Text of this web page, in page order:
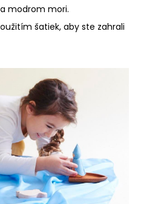
modrom mori.
šatiek, aby ste zahrali